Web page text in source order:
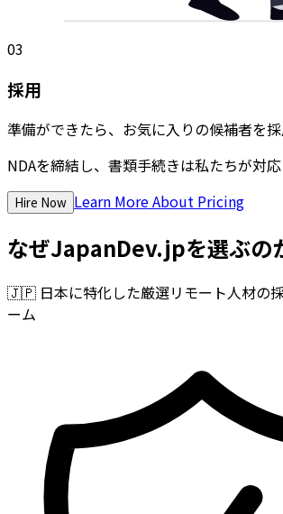
03
採用
準備ができたら、お気に入りの候補者を採
NDAを締結し、書類手続きは私たちが対応
Hire Now Learn More About Pricing
なぜJapanDev.jpを選ぶの
🇯🇵 日本に特化した厳選リモート人材の
ーム